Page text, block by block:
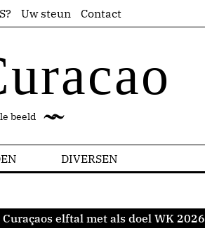
Uw steun Contact
beeld
DIVERSEN
elftal met als doel WK 2026